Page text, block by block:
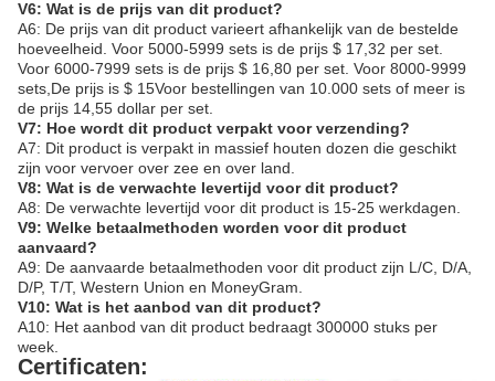
V6: Wat is de prijs van dit product?
A6: De prijs van dit product varieert afhankelijk van de bestelde
hoeveelheid. Voor 5000-5999 sets is de prijs $ 17,32 per set.
Voor 6000-7999 sets is de prijs $ 16,80 per set. Voor 8000-9999
sets,De prijs is $ 15Voor bestellingen van 10.000 sets of meer is
de prijs 14,55 dollar per set.
V7: Hoe wordt dit product verpakt voor verzending?
A7: Dit product is verpakt in massief houten dozen die geschikt
zijn voor vervoer over zee en over land.
V8: Wat is de verwachte levertijd voor dit product?
A8: De verwachte levertijd voor dit product is 15-25 werkdagen.
V9: Welke betaalmethoden worden voor dit product
aanvaard?
A9: De aanvaarde betaalmethoden voor dit product zijn L/C, D/A,
D/P, T/T, Western Union en MoneyGram.
V10: Wat is het aanbod van dit product?
A10: Het aanbod van dit product bedraagt 300000 stuks per
week.
Certificaten: